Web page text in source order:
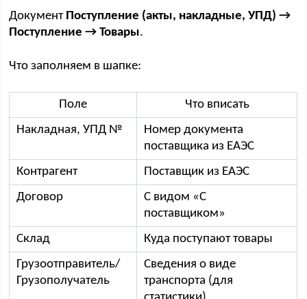
Документ Поступление (акты, накладные, УПД) →
Поступление → Товары.
Что заполняем в шапке:
Поле
Что вписать
Накладная, УПД №
Номер документа
поставщика из ЕАЭС
Контрагент
Поставщик из ЕАЭС
Договор
С видом «С
поставщиком»
Склад
Куда поступают товары
Грузоотправитель/
Грузополучатель
Сведения о виде
транспорта (для